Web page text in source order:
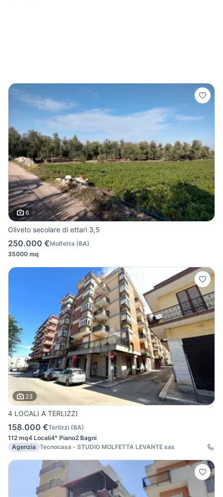
6
Oliveto secolare di ettari 3,5
250.000 €Molfetta (BA)
35000 mq
23
4 LOCALI A TERLIZZI
158.000 €Terlizzi (BA)
112 mq4 Locali4° Piano2 Bagni
Agenzia Tecnocasa - STUDIO MOLFETTA LEVANTE sas